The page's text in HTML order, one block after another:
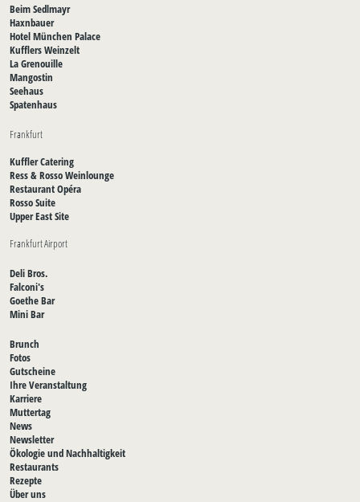
Beim Sedlmayr
Haxnbauer
Hotel München Palace
Kufflers Weinzelt
La Grenouille
Mangostin
Seehaus
Spatenhaus
Frankfurt
Kuffler Catering
Ress & Rosso Weinlounge
Restaurant Opéra
Rosso Suite
Upper East Site
Frankfurt Airport
Deli Bros.
Falconi's
Goethe Bar
Mini Bar
Brunch
Fotos
Gutscheine
Ihre Veranstaltung
Karriere
Muttertag
News
Newsletter
Ökologie und Nachhaltigkeit
Restaurants
Rezepte
Über uns